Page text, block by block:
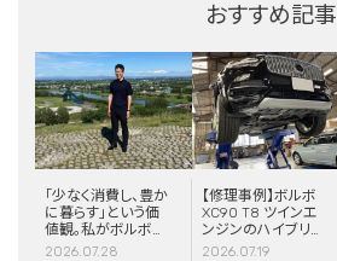
おすすめ記事
「少なく消費し、豊か
に暮らす」という価
値観。私がボルボと
スウェーデンに惹か
2026.07.28
【修理事例】ボルボ
XC90 T8 ツインエ
ンジンのハイブリッ
ドシステム故障・
2026.07.19